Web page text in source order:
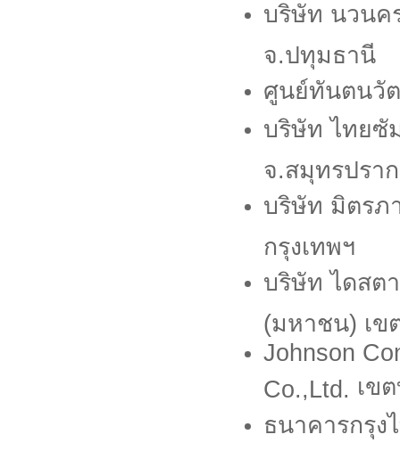
บริษัท นวนค
จ.ปทุมธานี
ศูนย์ทันตนวั
บริษัท ไทยซั
จ.สมุทรปรา
บริษัท มิตร
กรุงเทพฯ
บริษัท ไดสต
(มหาชน) เข
Johnson
Co.,Ltd. เข
ธนาคารกรุง